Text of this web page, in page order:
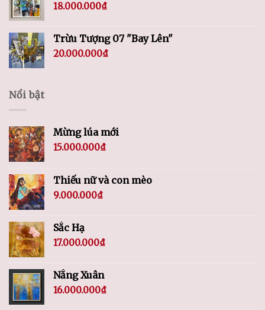
18.000.000₫
Trừu Tượng 07 "Bay Lên"
20.000.000₫
Nổi bật
Mừng lúa mới
15.000.000₫
Thiếu nữ và con mèo
9.000.000₫
Sắc Hạ
17.000.000₫
Nắng Xuân
16.000.000₫